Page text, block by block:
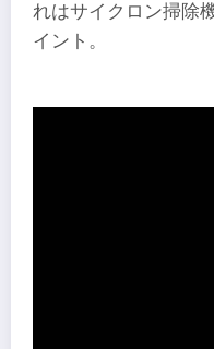
れはサイクロン掃除
イント。